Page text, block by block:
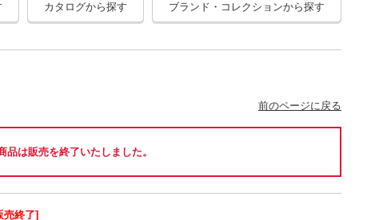
カタログから探す ブランド・コレクションから探す
前のページに戻る
品は販売を終了いたしました。
売終了]